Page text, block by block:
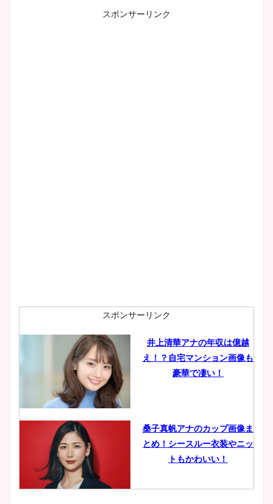
小室瑛莉子のカップ画像まと
肉も凄い！
鈴木唯の太ってた時の体重が
ヤバすぎww原因や痩せたダ
豊島実季アナのカップ画像ま
とめ！美脚や水着姿に年齢も
スポンサーリンク
スポンサーリンク
井上清華アナの年収は億越
え！？自宅マンション画像も
豪華で凄い！
桑子真帆アナのカップ画像ま
とめ！シースルー衣装やニッ
トもかわいい！